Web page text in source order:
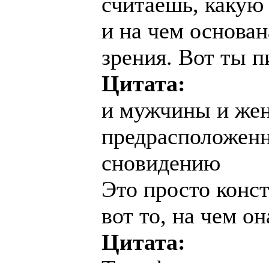
и на чем
зрения. Вот ты
Цитата:
и мужчины и
сновидению
Это просто
вот то, на чем
Цитата: